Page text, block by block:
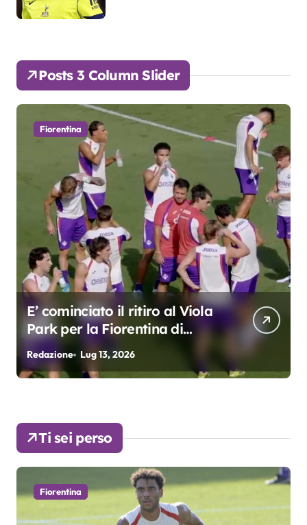
Posts 3 Column Slider
Fiorentina
E’ cominciato il ritiro al Viola
Park per la Fiorentina di
Grosso
Redazione Lug 13, 2026
Ti sei perso
Fiorentina